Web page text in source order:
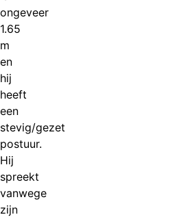
ongeveer
1.65
m
en
hij
heeft
een
stevig/gezet
postuur.
Hij
spreekt
vanwege
zijn